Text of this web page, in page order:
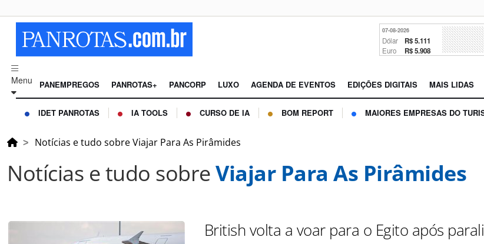
07-08-2026
Dólar R$ 5.111
Euro R$ 5.908
Menu PANEMPREGOS PANROTAS+ PANCORP LUXO AGENDA DE EVENTOS EDIÇÕES DIGITAIS MAIS LIDAS
IDET PANROTAS IA TOOLS CURSO DE IA BOM REPORT MAIORES EMPRESAS DO
Notícias e tudo sobre Viajar Para As Pirâmides
Notícias e tudo sobreViajar Para As Pirâmides
British volta a voar para o Egito após